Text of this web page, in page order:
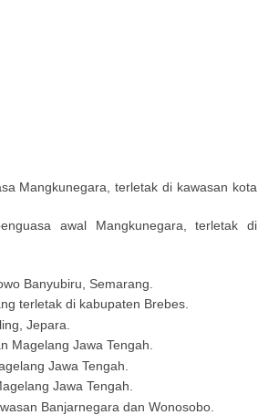
Mangkunegara, terletak di kawasan kota
awal Mangkunegara, terletak di
Banyubiru, Semarang.
terletak di kabupaten Brebes.
Jepara.
Magelang Jawa Tengah.
Jawa Tengah.
Jawa Tengah.
Banjarnegara dan Wonosobo.